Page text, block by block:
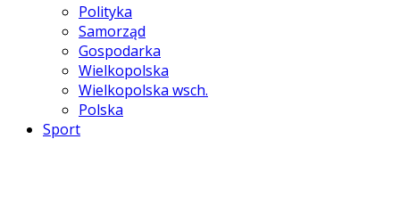
Polityka
Samorząd
Gospodarka
Wielkopolska
Wielkopolska wsch.
Polska
Sport